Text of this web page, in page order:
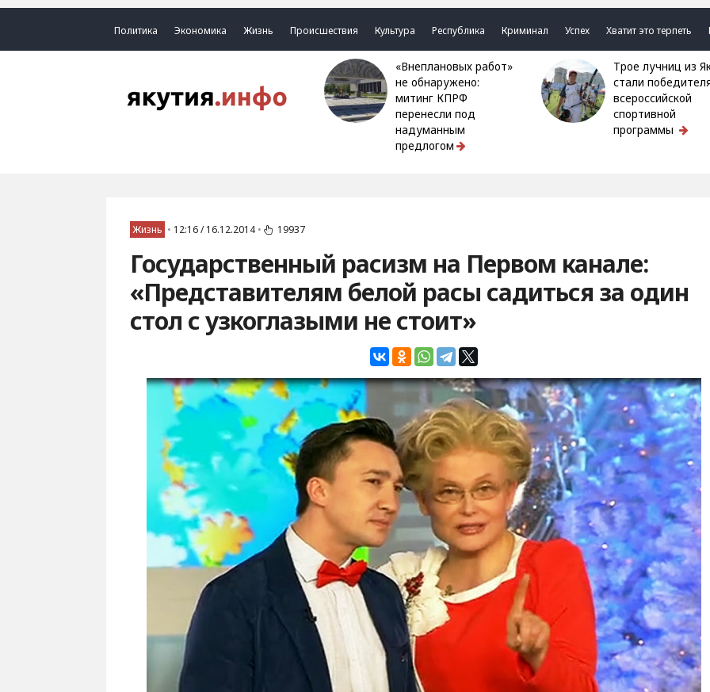
Политика Экономика Жизнь Происшествия Культура Республика Криминал Успех Хватит это терпеть
«Внеплановых работ»
не обнаружено:
митинг КПРФ
перенесли под
надуманным
предлогом
Трое лучниц из Якутии
стали
всероссийской
спортивной
программы
Жизнь • 12:16 / 16.12.2014 • 19937
Государственный расизм на Первом канале:
«Представителям белой расы садиться за один
стол с узкоглазыми не стоит»